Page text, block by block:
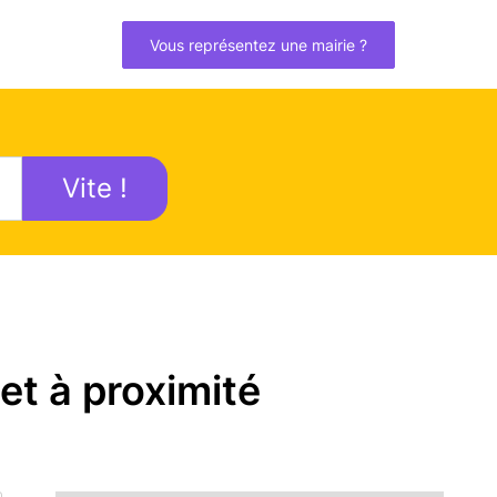
Vous représentez une mairie ?
Vite !
à proximité